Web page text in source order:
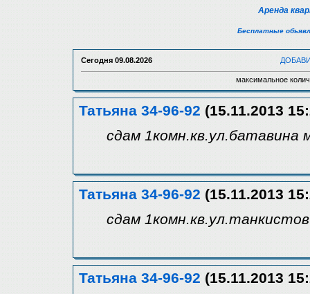
Аренда
Бесплатные
Сегодня 09.08.2026
максимальное
Татьяна 34-96-92 (15.11.2013
сдам 1комн.кв.ул.батавина
Татьяна 34-96-92 (15.11.2013
сдам
Татьяна 34-96-92 (15.11.2013